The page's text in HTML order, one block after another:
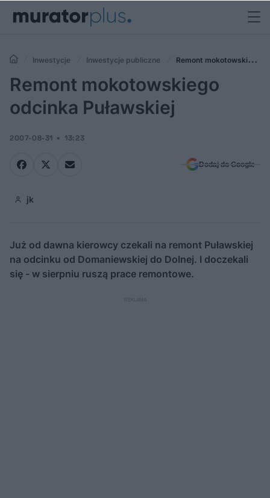
Inwestycje Inwestycje publiczne
Remont mokotowskiego
odcinka Puławskiej
Remont mokotowskiego
odcinka Puławskiej
2007-08-31 13:23
Dodaj do Google
jk
Już od dawna kierowcy czekali na remont Puławskiej
na odcinku od Domaniewskiej do Dolnej. I doczekali
się - w sierpniu ruszą prace remontowe.